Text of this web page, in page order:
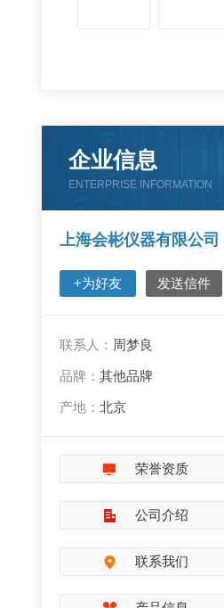
企业信息
ENTERPRISE INFORMATION
上海会彬仪器有限公司
+为好友 发送信件
联系人： 周梦良
品牌：其他品牌
产地：北京
荣誉资质
公司介绍
联系我们